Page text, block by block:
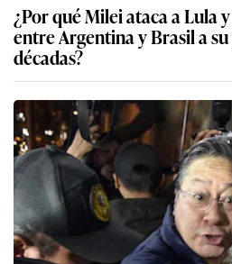
¿Por qué Milei ataca a Lula
entre Argentina y Brasil a
décadas?